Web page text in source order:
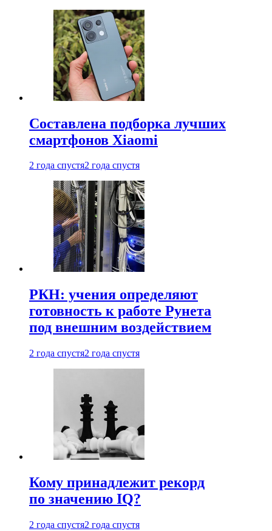
Составлена подборка лучших
смартфонов Xiaomi
2 года спустя2 года спустя
РКН: учения определяют
готовность к работе Рунета
под внешним воздействием
2 года спустя2 года спустя
Кому принадлежит рекорд
по значению IQ?
2 года спустя2 года спустя